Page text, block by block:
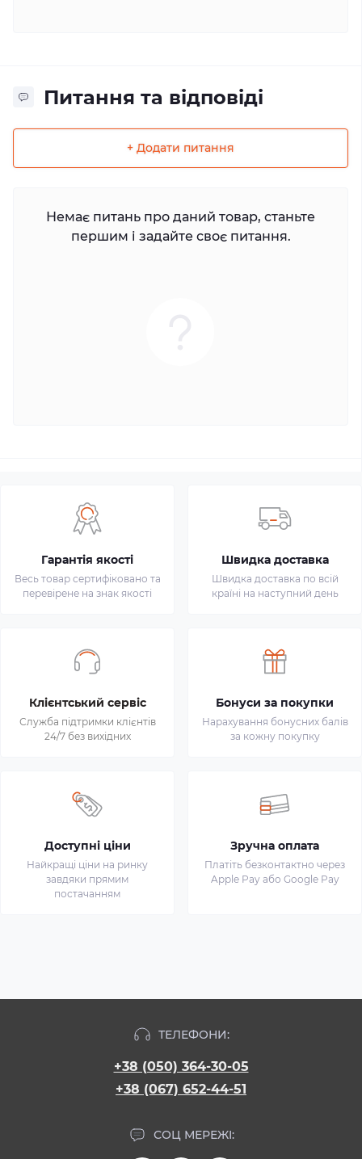
Питання та відповіді
+ Додати питання
Немає питань про даний товар, станьте
першим і задайте своє питання.
Гарантія якості
Весь товар сертифіковано та
перевірене на знак якості
Швидка доставка
Швидка доставка по всій
країні на наступний день
Клієнтський сервіс
Служба підтримки клієнтів
24/7 без вихідних
Бонуси за покупки
Нарахування бонусних балів
за кожну покупку
Доступні ціни
Найкращі ціни на ринку
завдяки прямим
постачанням
Зручна оплата
Платіть безконтактно через
Apple Pay або Google Pay
ТЕЛЕФОНИ:
+38 (050) 364-30-05
+38 (067) 652-44-51
СОЦ МЕРЕЖІ: